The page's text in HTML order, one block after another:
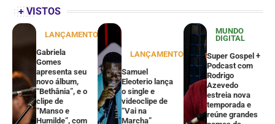
+ VISTOS
LANÇAMENTOS
Gabriela
Gomes
apresenta seu
novo álbum,
“Bethânia”, e o
clipe de
“Manso e
Humilde”, com
LANÇAMENTOS
Samuel
Eleoterio lança
o single e
videoclipe de
“Vai na
Marcha”
MUNDO
DIGITAL
Super Gospel +
Podcast com
Rodrigo
Azevedo
estreia nova
temporada e
reúne grandes